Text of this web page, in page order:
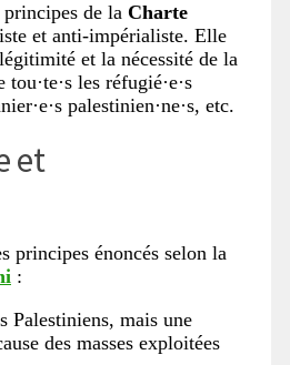
de la Charte
et anti-impérialiste. Elle
et la nécessité de la
les réfugié·e·s
palestinien·ne·s, etc.
et
principes énoncés selon la
:
Palestiniens, mais une
des masses exploitées